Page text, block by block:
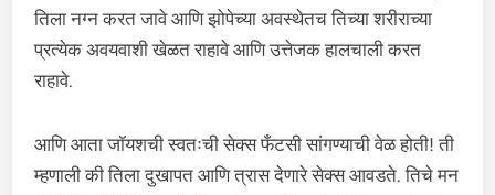
तिला नग्न करत जावे आणि झोपेच्या अवस्थेतच तिच्या शरीराच्या
प्रत्येक अवयवाशी खेळत राहावे आणि उत्तेजक हालचाली करत
राहावे.
आणि आता जॉयशची स्वतःची सेक्स फँटसी सांगण्याची वेळ होती! ती
म्हणाली की तिला दुखापत आणि त्रास देणारे सेक्स आवडते. तिचे मन